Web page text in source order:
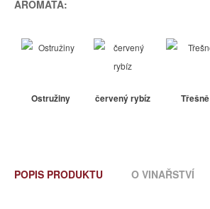
AROMATA:
Ostružiny červený rybíz Třešně
POPIS PRODUKTU O VINAŘSTVÍ